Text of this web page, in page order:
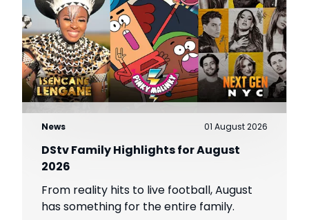
News 01 August 2026
DStv Family Highlights for August
2026
From reality hits to live football, August
has something for the entire family.